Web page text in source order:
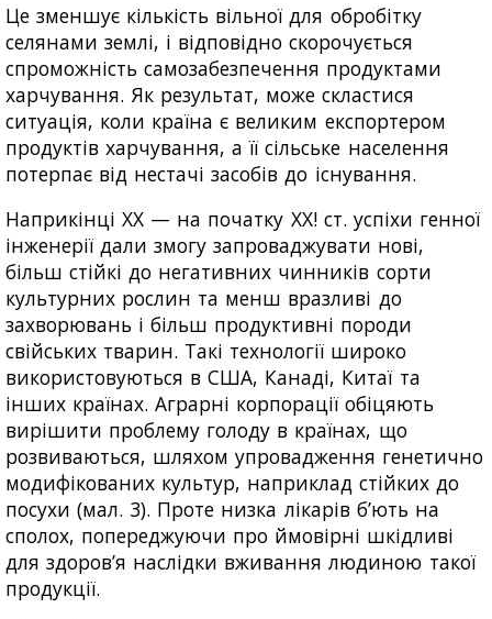
Це зменшує кількість вільної для обробітку
селянами землі, і відповідно скорочується
спроможність самозабезпечення продуктами
харчування. Як результат, може скластися
ситуація, коли країна є великим експортером
продуктів харчування, а її сільське населення
потерпає від нестачі засобів до існування.
Наприкінці XX — на початку XX! ст. успіхи генної
інженерії дали змогу запроваджувати нові,
більш стійкі до негативних чинників сорти
культурних рослин та менш вразливі до
захворювань і більш продуктивні породи
свійських тварин. Такі технології широко
використовуються в США, Канаді, Китаї та
інших країнах. Аграрні корпорації обіцяють
вирішити проблему голоду в країнах, що
розвиваються, шляхом упровадження генетично
модифікованих культур, наприклад стійких до
посухи (мал. 3). Проте низка лікарів б’ють на
сполох, попереджуючи про ймовірні шкідливі
для здоров’я наслідки вживання людиною такої
продукції.